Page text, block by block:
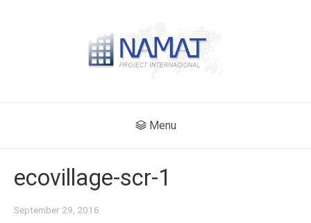
Menu
ecovillage-scr-1
September 29, 2016